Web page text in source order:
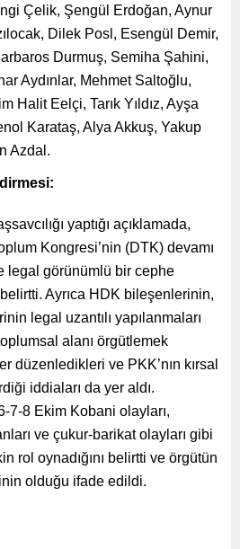
Çelik, Şengül Erdoğan, Aynur
Dilek Posl, Esengül Demir,
Durmuş, Semiha Şahini,
Aydınlar, Mehmet Saltoğlu,
Halit Eelçi, Tarık Yıldız, Ayşa
Karataş, Alya Akkuş, Yakup
Azdal.
yaptığı açıklamada,
Kongresi’nin (DTK) devamı
legal görünümlü bir cephe
Ayrıca HDK bileşenlerinin,
legal uzantılı yapılanmaları
alanı örgütlemek
düzenledikleri ve PKK’nın kırsal
iddiaları da yer aldı.
7-8 Ekim Kobani olayları,
ve çukur-barikat olayları gibi
rol oynadığını belirtti ve örgütün
olduğu ifade edildi.